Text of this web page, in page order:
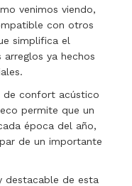
venimos viendo,
con otros
simplifica el
ya hechos
de confort acústico
permite que un
época del año,
de un importante
destacable de esta